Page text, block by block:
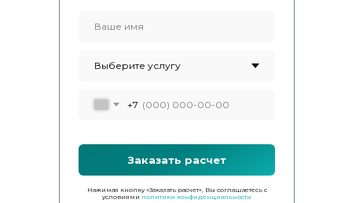
Нажимая кнопку «Заказать расчет», Вы соглашаетесь с
условиями политики конфиденциальности
+7
Заказать расчет